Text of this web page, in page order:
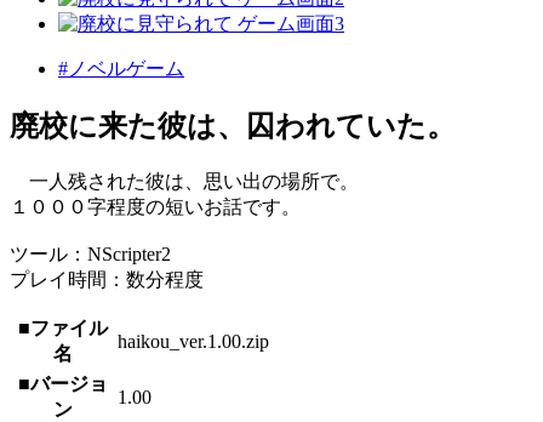
#ノベルゲーム
廃校に来た彼は、囚われていた。
一人残された彼は、思い出の場所で。
１０００字程度の短いお話です。
ツール：NScripter2
プレイ時間：数分程度
■ファイル
名
haikou_ver.1.00.zip
■バージョ
ン
1.00